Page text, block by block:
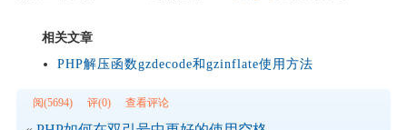
相关文章
PHP解压函数gzdecode和gzinflate使用方法
阅(5694) 评(0) 查看评论